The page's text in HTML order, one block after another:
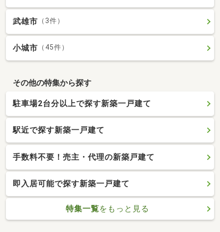
武雄市 （3件）
小城市 （45件）
その他の特集から探す
駐車場2台分以上で探す新築一戸建て
駅近で探す新築一戸建て
手数料不要！売主・代理の新築戸建て
即入居可能で探す新築一戸建て
特集一覧をもっと見る